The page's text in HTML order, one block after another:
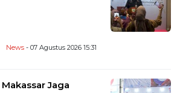
News - 07 Agustus 2026 15:31
Jaga